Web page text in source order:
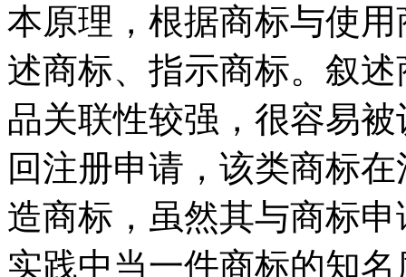
本原理，根据商标与使
述商标、指示商标。叙
品关联性较强，很容易
回注册申请，该类商标
造商标，虽然其与商标
实践中当一件商标的知